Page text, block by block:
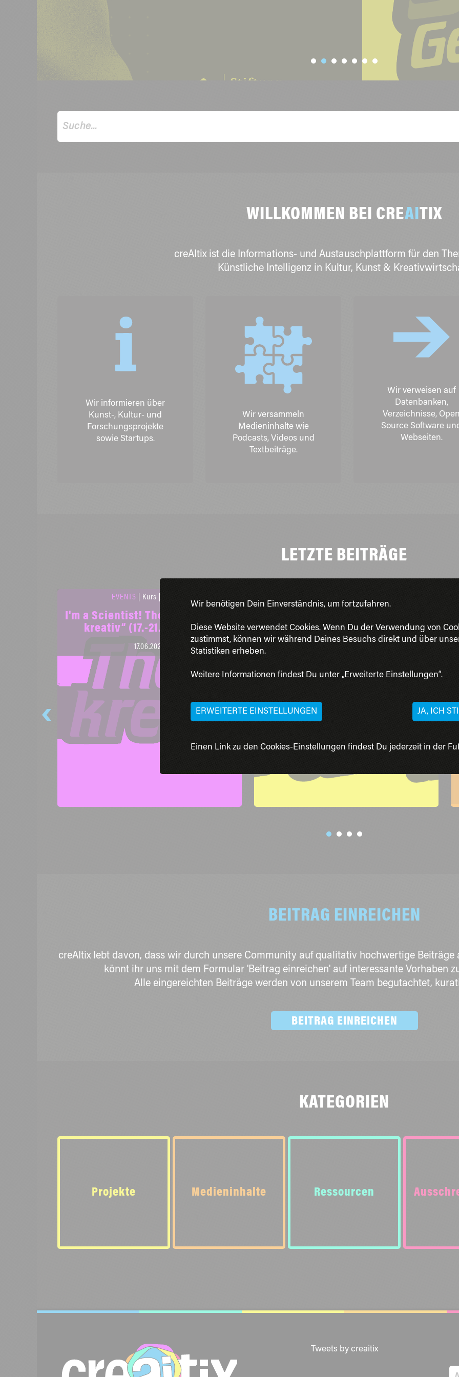
WILLKOMMEN BEI CREAITIX
creAItix ist die Informations- und Austauschplattform für den
Künstliche Intelligenz in Kultur, Kunst &
Wir informieren über
Kunst-, Kultur- und
Forschungsprojekte
sowie Startups.
Wir versammeln
Medieninhalte wie
Podcasts, Videos und
Textbeiträge.
Wir verweisen auf
Datenbanken,
Verzeichnisse, Open
Source Software
Webseiten.
LETZTE BEITRÄGE
EVENTS | Kurs | Bildung
I'm a Scientist! Themenrunde „KI
kreativ“ (17.-21. Juni 2024)
17.06.2024
I'm a Scientist
BEITRAG EINREICHEN
creAItix lebt davon, dass wir durch unsere Community auf qualitativ hochwertige
könnt ihr uns mit dem Formular 'Beitrag einreichen' auf interessante Vorhaben
Alle eingereichten Beiträge werden von unserem Team begutachtet,
BEITRAG EINREICHEN
KATEGORIEN
Projekte Medieninhalte Ressourcen
Tweets by creaitix
Wir benötigen Dein Einverständnis, um fortzufahren.
Diese Website verwendet Cookies. Wenn Du der Verwendung von
zustimmst, können wir während Deines Besuchs direkt und über
Statistiken erheben.
Weitere Informationen findest Du unter „Erweiterte Einstellungen“.
ERWEITERTE EINSTELLUNGEN JA, ICH
Einen Link zu den Cookies-Einstellungen findest Du jederzeit in der